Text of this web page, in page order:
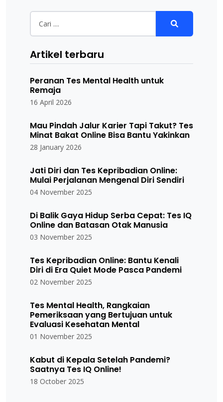
Artikel terbaru
Peranan Tes Mental Health untuk
Remaja
16 April 2026
Mau Pindah Jalur Karier Tapi Takut? Tes
Minat Bakat Online Bisa Bantu Yakinkan
28 January 2026
Jati Diri dan Tes Kepribadian Online:
Mulai Perjalanan Mengenal Diri Sendiri
04 November 2025
Di Balik Gaya Hidup Serba Cepat: Tes IQ
Online dan Batasan Otak Manusia
03 November 2025
Tes Kepribadian Online: Bantu Kenali
Diri di Era Quiet Mode Pasca Pandemi
02 November 2025
Tes Mental Health, Rangkaian
Pemeriksaan yang Bertujuan untuk
Evaluasi Kesehatan Mental
01 November 2025
Kabut di Kepala Setelah Pandemi?
Saatnya Tes IQ Online!
18 October 2025